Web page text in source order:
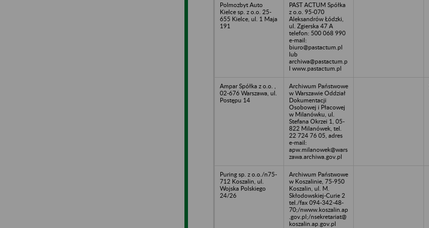
Polmozbyt Auto
Kielce sp. z o.o. 25-
655 Kielce, ul. 1 Maja
191
PAST ACTUM Spółka
z o.o. 95-070
Aleksandrów Łódzki,
ul. Zgierska 47 A
telefon: 500 068 990
e-mail:
biuro@pastactum.pl
lub
archiwa@pastactum.p
l www.pastactum.pl
Ampar Spółka z o.o. ,
02-676 Warszawa, ul.
Postępu 14
Archiwum Państwowe
w Warszawie Oddział
Dokumentacji
Osobowej i Płacowej
w Milanówku, ul.
Stefana Okrzei 1, 05-
822 Milanówek, tel.
22 724 76 05, adres
e-mail:
apw.milanowek@wars
zawa.archiwa.gov.pl
Puring sp. z o.o./n75-
712 Koszalin, ul.
Wojska Polskiego
24/26
Archiwum Państwowe
w Koszalinie, 75-950
Koszalin, ul. M.
Skłodowskiej-Curie 2
tel./fax 094-342-48-
70;/nwww.koszalin.ap
.gov.pl;/nsekretariat@
koszalin.ap.gov.pl